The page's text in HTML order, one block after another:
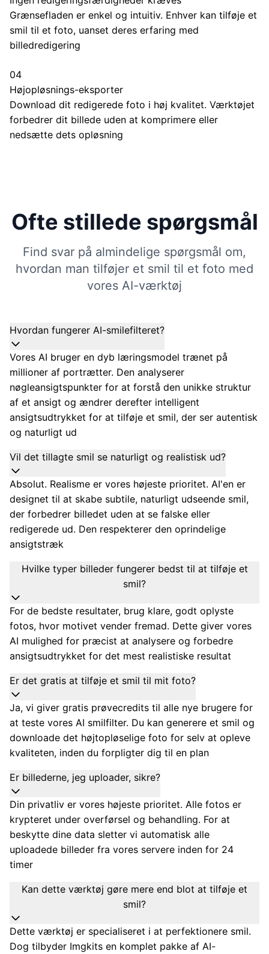
Grænsefladen er enkel og intuitiv. Enhver kan tilføje et
smil til et foto, uanset deres erfaring med
billedredigering
04
Højopløsnings-eksporter
Download dit redigerede foto i høj kvalitet. Værktøjet
forbedrer dit billede uden at komprimere eller
nedsætte dets opløsning
Ofte stillede spørgsmål
Find svar på almindelige spørgsmål om,
hvordan man tilføjer et smil til et foto med
vores AI-værktøj
Hvordan fungerer AI-smilefilteret?
Vores AI bruger en dyb læringsmodel trænet på
millioner af portrætter. Den analyserer
nøgleansigtspunkter for at forstå den unikke struktur
af et ansigt og ændrer derefter intelligent
ansigtsudtrykket for at tilføje et smil, der ser autentisk
og naturligt ud
Vil det tillagte smil se naturligt og realistisk ud?
Absolut. Realisme er vores højeste prioritet. AI'en er
designet til at skabe subtile, naturligt udseende smil,
der forbedrer billedet uden at se falske eller
redigerede ud. Den respekterer den oprindelige
ansigtstræk
Hvilke typer billeder fungerer bedst til at tilføje et
smil?
For de bedste resultater, brug klare, godt oplyste
fotos, hvor motivet vender fremad. Dette giver vores
AI mulighed for præcist at analysere og forbedre
ansigtsudtrykket for det mest realistiske resultat
Er det gratis at tilføje et smil til mit foto?
Ja, vi giver gratis prøvecredits til alle nye brugere for
at teste vores AI smilfilter. Du kan generere et smil og
downloade det højtopløselige foto for selv at opleve
kvaliteten, inden du forpligter dig til en plan
Er billederne, jeg uploader, sikre?
Din privatliv er vores højeste prioritet. Alle fotos er
krypteret under overførsel og behandling. For at
beskytte dine data sletter vi automatisk alle
uploadede billeder fra vores servere inden for 24
timer
Kan dette værktøj gøre mere end blot at tilføje et
smil?
Dette værktøj er specialiseret i at perfektionere smil.
Dog tilbyder Imgkits en komplet pakke af AI-